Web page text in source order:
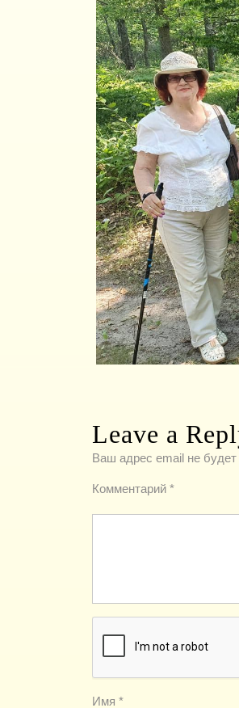
Leave a
Ваш адрес email не будет
Комментарий *
Имя *